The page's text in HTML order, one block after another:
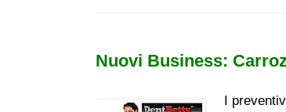
Nuovi Business:
I